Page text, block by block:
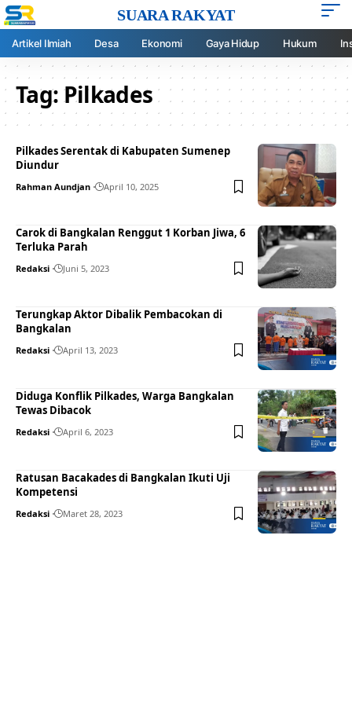
SUARA RAKYAT
Artikel Ilmiah Desa Ekonomi Gaya Hidup Hukum
Tag:Pilkades
Pilkades Serentak di Kabupaten Sumenep
Diundur
Rahman Aundjan April 10, 2025
Carok di Bangkalan Renggut 1 Korban Jiwa, 6
Terluka Parah
Redaksi Juni 5, 2023
Terungkap Aktor Dibalik Pembacokan di
Bangkalan
Redaksi April 13, 2023
Diduga Konflik Pilkades, Warga Bangkalan
Tewas Dibacok
Redaksi April 6, 2023
Ratusan Bacakades di Bangkalan Ikuti Uji
Kompetensi
Redaksi Maret 28, 2023